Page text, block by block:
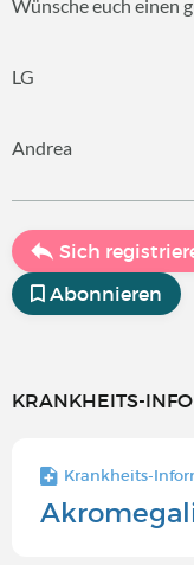
Wünsche euch einen
LG
Andrea
Sich
Abonnieren
KRANKHEITS-
Krankheits-